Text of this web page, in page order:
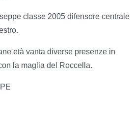
classe 2005 difensore centrale
età vanta diverse presenze in
la maglia del Roccella.